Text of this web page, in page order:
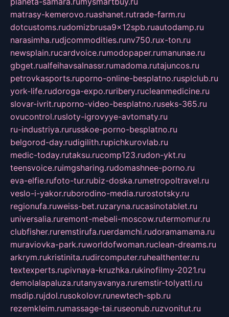
matrasy-kemerovo.ruashanet.rutrade-farm.ru
dotcustoms.rudomizbrusa9x12spb.ruautodamp.ru
narasimha.rudjcommodities.runv750.rux-ton.ru
newsplain.rucardvoice.rumodopaper.rumanunae.ru
gbget.rualfeihavsalnassr.rumadoma.rutajuncos.ru
petrovkasports.ruporno-online-besplatno.rusplclub.ru
york-life.rudoroga-expo.ruribery.rucleanmedicine.ru
slovar-ivrit.ruporno-video-besplatno.ruseks-365.ru
ovucontrol.rusloty-igrovyye-avtomaty.ru
ru-industriya.rurusskoe-porno-besplatno.ru
belgorod-day.rudigilith.rupichkurovlab.ru
medic-today.rutaksu.rucomp123.rudon-ykt.ru
teensvoice.ruimgsharing.rudomashnee-porno.ru
eva-elfie.rufoto-tur.rubiz-doska.rumetropoltravel.ru
veslo-i-yakor.ruborodino-media.rurostotsky.ru
regionufa.ruweiss-bet.ruzaryna.rucasinotablet.ru
universalia.ruremont-mebeli-moscow.rutermomur.ru
clubfisher.ruremstirufa.ruerdamchi.rudoramamama.ru
muraviovka-park.ruworldofwoman.ruclean-dreams.ru
arkrym.rukristinita.rudircomputer.ruhealthenter.ru
textexperts.rupivnaya-kruzhka.rukinofilmy-2021.ru
demolalapaluza.rutanyavanya.ruremstir-tolyatti.ru
msdip.rujdol.rusokolovr.runewtech-spb.ru
rezemkleim.rumassage-tai.ruseonub.ruzvonitut.ru